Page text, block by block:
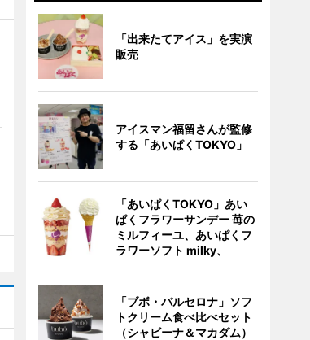
「出来たてアイス」を実演
販売
アイスマン福留さんが監修
する「あいぱくTOKYO」
「あいぱくTOKYO」あい
ぱくフラワーサンデー 苺の
ミルフィーユ、あいぱくフ
ラワーソフト milky、
「ブボ・バルセロナ」ソフ
トクリーム食べ比べセット
（シャビーナ＆マカダム）